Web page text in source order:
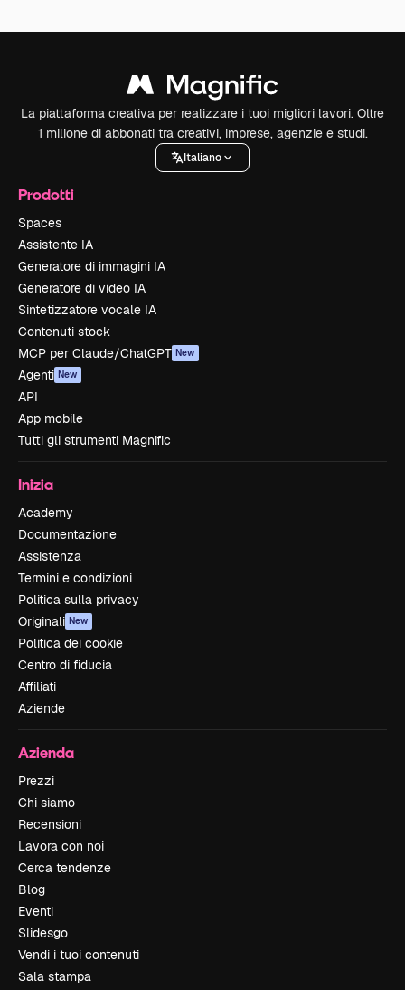
La piattaforma creativa per realizzare i tuoi migliori lavori. Oltre
1 milione di abbonati tra creativi, imprese, agenzie e studi.
Italiano
Prodotti
Spaces
Assistente IA
Generatore di immagini IA
Generatore di video IA
Sintetizzatore vocale IA
Contenuti stock
MCP per Claude/ChatGPT New
Agenti New
API
App mobile
Tutti gli strumenti Magnific
Inizia
Academy
Documentazione
Assistenza
Termini e condizioni
Politica sulla privacy
Originali New
Politica dei cookie
Centro di fiducia
Affiliati
Aziende
Azienda
Prezzi
Chi siamo
Recensioni
Lavora con noi
Cerca tendenze
Blog
Eventi
Slidesgo
Vendi i tuoi contenuti
Sala stampa